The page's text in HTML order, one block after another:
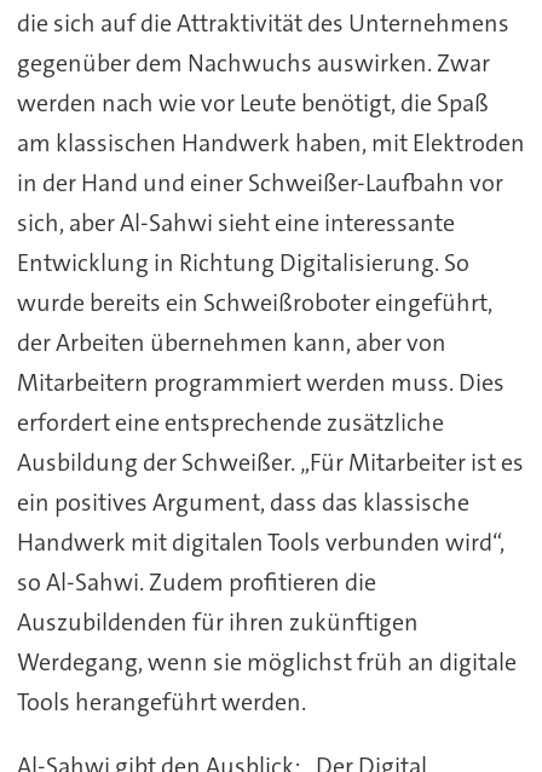
die sich auf die Attraktivität des Unternehmens
gegenüber dem Nachwuchs auswirken. Zwar
werden nach wie vor Leute benötigt, die Spaß
am klassischen Handwerk haben, mit Elektroden
in der Hand und einer Schweißer-Laufbahn vor
sich, aber Al-Sahwi sieht eine interessante
Entwicklung in Richtung Digitalisierung. So
wurde bereits ein Schweißroboter eingeführt,
der Arbeiten übernehmen kann, aber von
Mitarbeitern programmiert werden muss. Dies
erfordert eine entsprechende zusätzliche
Ausbildung der Schweißer. „Für Mitarbeiter ist es
ein positives Argument, dass das klassische
Handwerk mit digitalen Tools verbunden wird“,
so Al-Sahwi. Zudem profitieren die
Auszubildenden für ihren zukünftigen
Werdegang, wenn sie möglichst früh an digitale
Tools herangeführt werden.
Al-Sahwi gibt den Ausblick: „Der Digital